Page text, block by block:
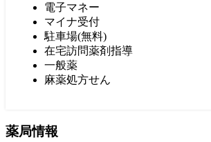
電子マネー
マイナ受付
駐車場(無料)
在宅訪問薬剤指導
一般薬
麻薬処方せん
薬局情報